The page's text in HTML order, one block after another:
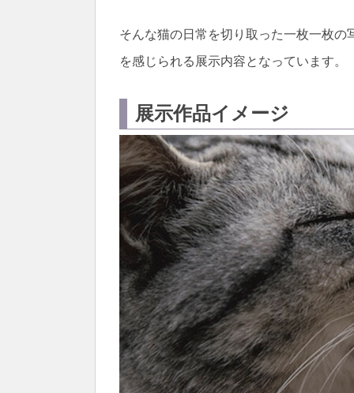
そんな猫の日常を切り取った一枚一枚
を感じられる展示内容となっています。
展示作品イメージ